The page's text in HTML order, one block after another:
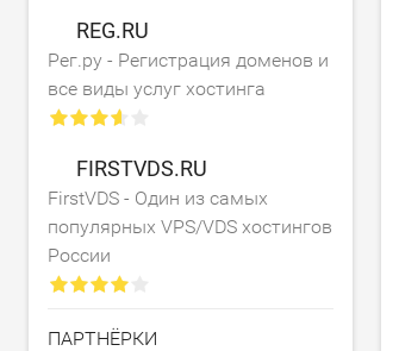
REG.RU
Рег.ру - Регистрация доменов и
все виды услуг хостинга
FIRSTVDS.RU
FirstVDS - Один из самых
популярных VPS/VDS хостингов
России
ПАРТНЁРКИ